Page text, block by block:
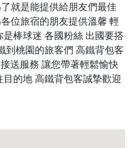
就是能提供給朋友們最佳
位旅宿的朋友提供溫馨 輕
棒球迷 各國粉絲 出國要搭
到桃園的旅客們 高鐵背包客
送服務 讓您帶著輕鬆愉快
的地 高鐵背包客誠摯歡迎